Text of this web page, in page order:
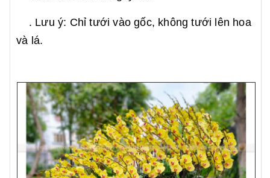
. Lưu ý: Chỉ tưới vào gốc, không tưới lên hoa
và lá.